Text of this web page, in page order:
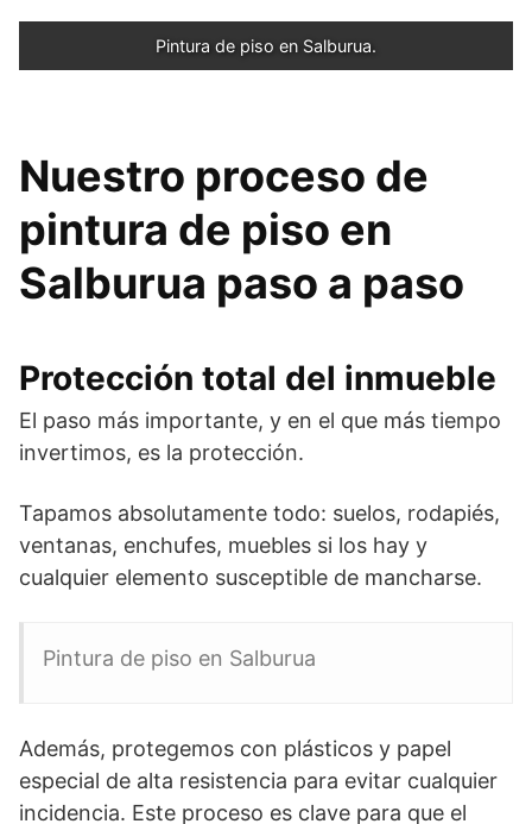
Pintura de piso en Salburua.
Nuestro proceso de
pintura de piso en
Salburua paso a paso
Protección total del inmueble
El paso más importante, y en el que más tiempo
invertimos, es la protección.
Tapamos absolutamente todo: suelos, rodapiés,
ventanas, enchufes, muebles si los hay y
cualquier elemento susceptible de mancharse.
Pintura de piso en Salburua
Además, protegemos con plásticos y papel
especial de alta resistencia para evitar cualquier
incidencia. Este proceso es clave para que el